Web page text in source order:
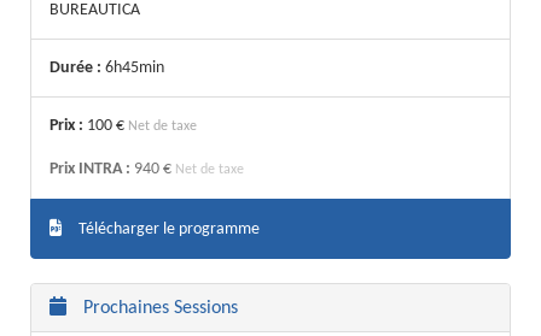
BUREAUTICA
Durée : 6h45min
Prix : 100 € Net de taxe
Prix INTRA : 940 € Net de taxe
Télécharger le programme
Prochaines Sessions